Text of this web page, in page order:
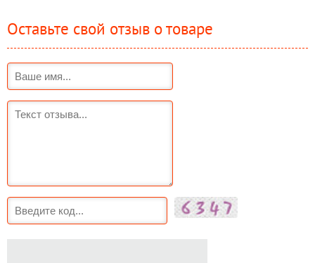
Оставьте свой отзыв о товаре